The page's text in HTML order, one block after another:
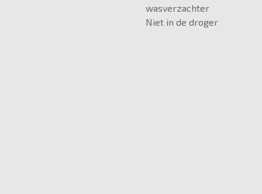
wasverzachter
Niet in de droger